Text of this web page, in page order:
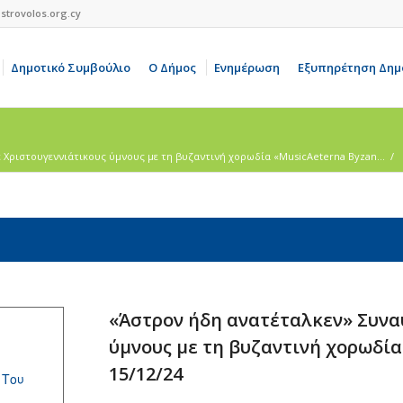
Δημοτικό Συμβούλιο Ο Δήμος Ενημέρωση Εξυπηρέτηση
ύμνους με τη βυζαντινή χορωδία «MusicAeterna Byzan... /
«Άστρον ήδη ανατέταλκεν»
ύμνους με τη βυζαντινή
15/12/24